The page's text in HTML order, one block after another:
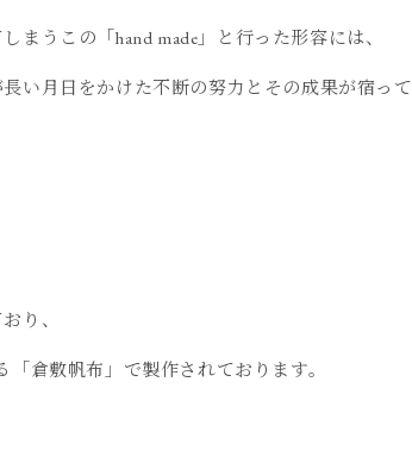
まうこの「hand made」と行った形容には、
い月日をかけた不断の努力とその成果が宿って
り、
倉敷帆布」で製作されております。